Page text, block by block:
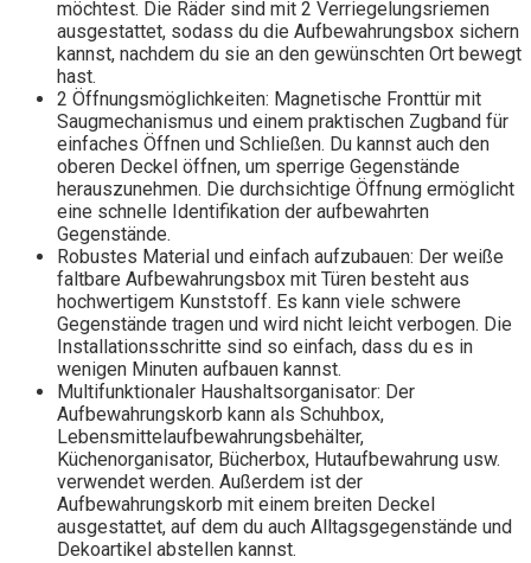
möchtest. Die Räder sind mit 2 Verriegelungsriemen
ausgestattet, sodass du die Aufbewahrungsbox sichern
kannst, nachdem du sie an den gewünschten Ort bewegt
hast.
2 Öffnungsmöglichkeiten: Magnetische Fronttür mit
Saugmechanismus und einem praktischen Zugband für
einfaches Öffnen und Schließen. Du kannst auch den
oberen Deckel öffnen, um sperrige Gegenstände
herauszunehmen. Die durchsichtige Öffnung ermöglicht
eine schnelle Identifikation der aufbewahrten
Gegenstände.
Robustes Material und einfach aufzubauen: Der weiße
faltbare Aufbewahrungsbox mit Türen besteht aus
hochwertigem Kunststoff. Es kann viele schwere
Gegenstände tragen und wird nicht leicht verbogen. Die
Installationsschritte sind so einfach, dass du es in
wenigen Minuten aufbauen kannst.
Multifunktionaler Haushaltsorganisator: Der
Aufbewahrungskorb kann als Schuhbox,
Lebensmittelaufbewahrungsbehälter,
Küchenorganisator, Bücherbox, Hutaufbewahrung usw.
verwendet werden. Außerdem ist der
Aufbewahrungskorb mit einem breiten Deckel
ausgestattet, auf dem du auch Alltagsgegenstände und
Dekoartikel abstellen kannst.